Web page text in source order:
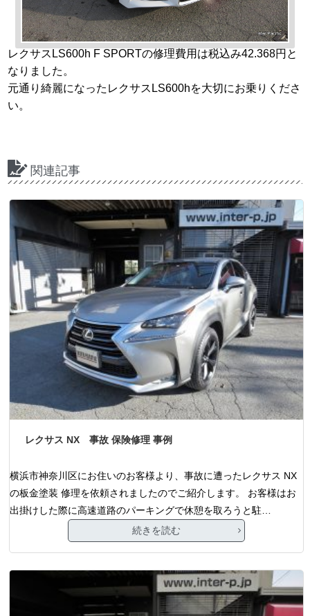
レクサスLS600h F SPORTの修理費用は税込み42.368円と
なりました。
元通り綺麗になったレクサスLS600hを大切にお乗りくださ
い。
関連記事
レクサス NX 事故 保険修理 事例
横浜市神奈川区にお住いのお客様より、事故に遭ったレクサス NX
の板金塗装 修理を依頼されましたのでご紹介します。 お客様はお
出掛けした際に高速道路のパーキングで休憩を取ろうと駐…
続きを読む